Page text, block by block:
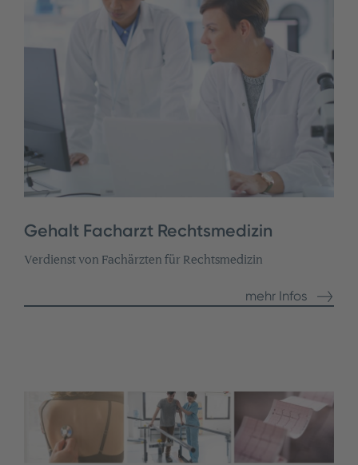
Gehalt Facharzt Rechtsmedizin
Verdienst von Fachärzten für Rechtsmedizin
mehr Infos